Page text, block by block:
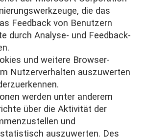
die das
Feedback von Benutzern
durch Analyse- und Feedback-
und weitere Browser-
Nutzerverhalten auszuwerten
werden unter anderem
über die Aktivität der
und
auszuwerten. Des